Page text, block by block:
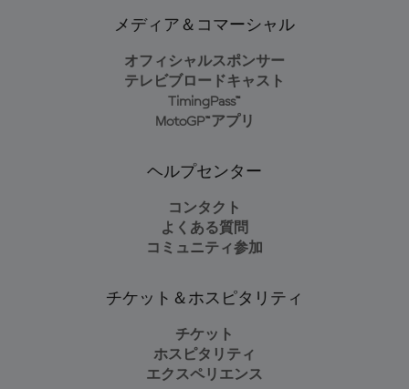
メディア＆コマーシャル
オフィシャルスポンサー
テレビブロードキャスト
TimingPass™
MotoGP™アプリ
ヘルプセンター
コンタクト
よくある質問
コミュニティ参加
チケット＆ホスピタリティ
チケット
ホスピタリティ
エクスペリエンス